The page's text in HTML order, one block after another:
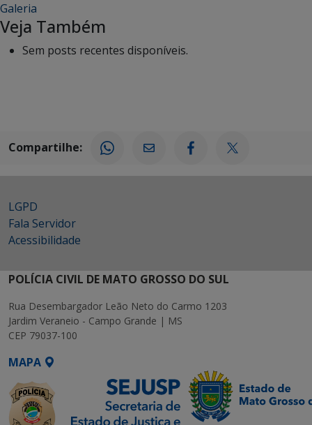
Galeria
Veja Também
Sem posts recentes disponíveis.
Compartilhe:
LGPD
Fala Servidor
Acessibilidade
POLÍCIA CIVIL DE MATO GROSSO DO SUL
Rua Desembargador Leão Neto do Carmo 1203
Jardim Veraneio - Campo Grande | MS
CEP 79037-100
MAPA